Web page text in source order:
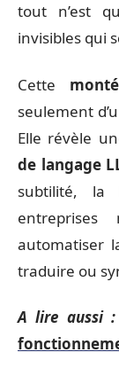
tout n’est
invisibles qui
Cette
seulement
Elle révèle
de langage
subtilité, la
automatiser
traduire ou
A lire aussi :